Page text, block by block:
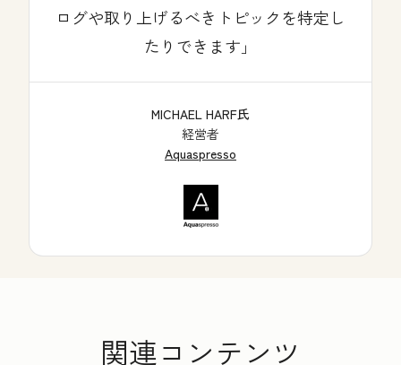
ログや取り上げるべきトピックを特定し
たりできます
MICHAEL HARF氏
経営者
Aquaspresso
関連コンテンツ